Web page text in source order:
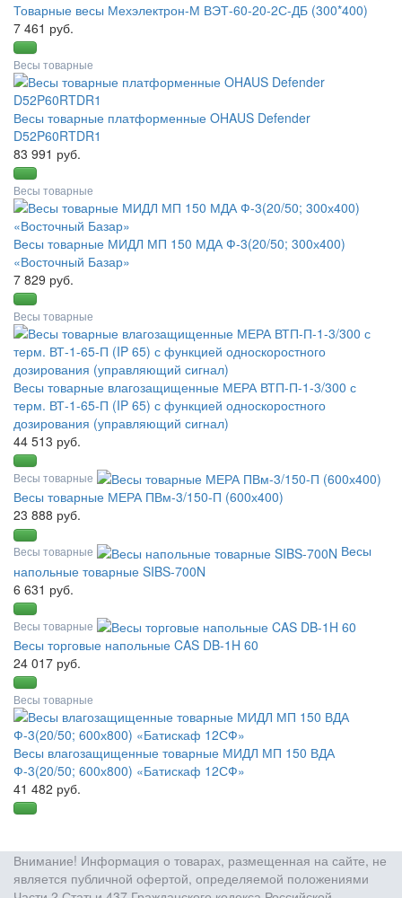
Товарные весы Мехэлектрон-М ВЭТ-60-20-2С-ДБ (300*400)
7 461 руб.
Весы товарные
Весы товарные платформенные OHAUS Defender
D52P60RTDR1
83 991 руб.
Весы товарные
Весы товарные МИДЛ МП 150 МДА Ф-3(20/50; 300х400)
«Восточный Базар»
7 829 руб.
Весы товарные
Весы товарные влагозащищенные МЕРА ВТП-П-1-3/300 с
терм. ВТ-1-65-П (IP 65) с функцией односкоростного
дозирования (управляющий сигнал)
44 513 руб.
Весы товарные
Весы товарные МЕРА ПВм-3/150-П (600х400)
23 888 руб.
Весы товарные
Весы
напольные товарные SIBS-700N
6 631 руб.
Весы товарные
Весы торговые напольные CAS DB-1H 60
24 017 руб.
Весы товарные
Весы влагозащищенные товарные МИДЛ МП 150 ВДА
Ф-3(20/50; 600х800) «Батискаф 12СФ»
41 482 руб.
Внимание! Информация о товарах, размещенная на сайте, не
является публичной офертой, определяемой положениями